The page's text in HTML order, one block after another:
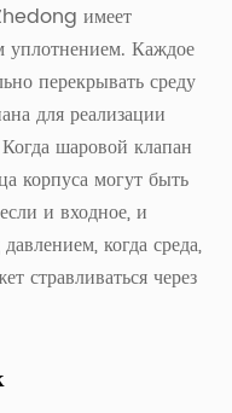
имеет
Каждое
перекрывать среду
для реализации
шаровой клапан
корпуса могут быть
и входное, и
когда среда,
стравливаться через